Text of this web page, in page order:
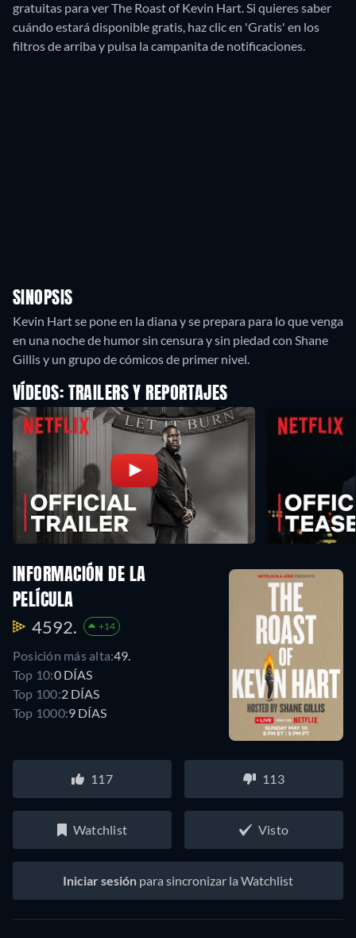
gratuitas para ver The Roast of Kevin Hart. Si quieres saber
cuándo estará disponible gratis, haz clic en 'Gratis' en los
filtros de arriba y pulsa la campanita de notificaciones.
SINOPSIS
Kevin Hart se pone en la diana y se prepara para lo que venga
en una noche de humor sin censura y sin piedad con Shane
Gillis y un grupo de cómicos de primer nivel.
VÍDEOS: TRAILERS Y REPORTAJES
INFORMACIÓN DE LA
PELÍCULA
4592. +14
Posición más alta:49.
Top 10:0 DÍAS
Top 100:2 DÍAS
Top 1000:9 DÍAS
117 113
Watchlist Visto
Iniciar sesión para sincronizar la Watchlist